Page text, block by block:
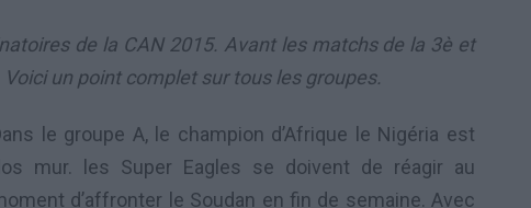
de la CAN 2015. Avant les matchs de la 3è et
un point complet sur tous les groupes.
le groupe A, le champion d’Afrique le Nigéria est
mur. les Super Eagles se doivent de réagir au
d’affronter le Soudan en fin de semaine. Avec